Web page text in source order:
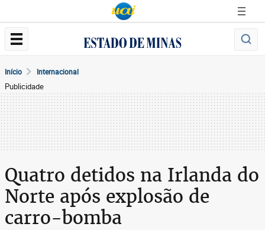
Início Internacional
Publicidade
Quatro detidos na Irlanda do
Norte após explosão de
carro-bomba